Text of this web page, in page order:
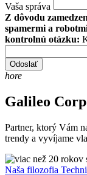
Vaša správa
Z dôvodu
spamermi a
kontrolnú otázku:
Odoslať
hore
Galileo
Partner, ktorý Vám
trendy a vyvíjame
Naša filozofia